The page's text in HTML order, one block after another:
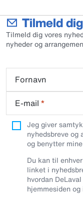
Tilmeld
Tilmeld dig vores
nyheder og
Fornavn
E-mail *
Jeg giver
nyhedsbreve og
og benytter
Du kan til
linket i
hvordan
hjemmesiden